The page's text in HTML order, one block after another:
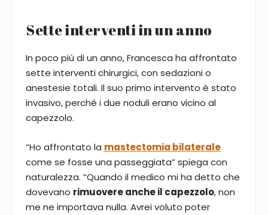
Sette interventi in un anno
In poco più di un anno, Francesca ha affrontato
sette interventi chirurgici, con sedazioni o
anestesie totali. Il suo primo intervento è stato
invasivo, perché i due noduli erano vicino al
capezzolo.
“Ho affrontato la mastectomia bilaterale
come se fosse una passeggiata” spiega con
naturalezza. “Quando il medico mi ha detto che
dovevano rimuovere anche il capezzolo, non
me ne importava nulla. Avrei voluto poter